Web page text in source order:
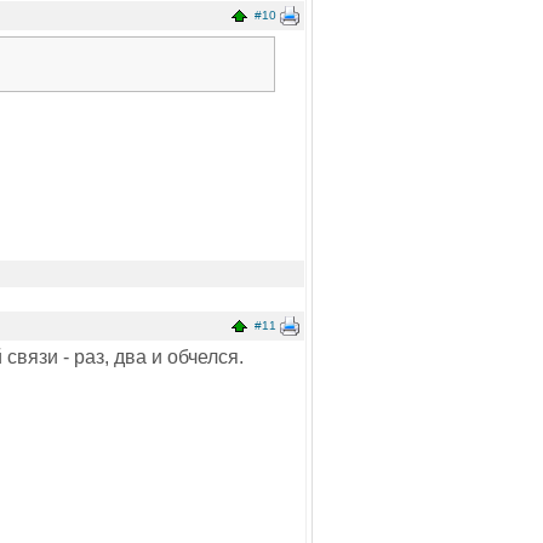
#10
#11
- раз, два и обчелся.